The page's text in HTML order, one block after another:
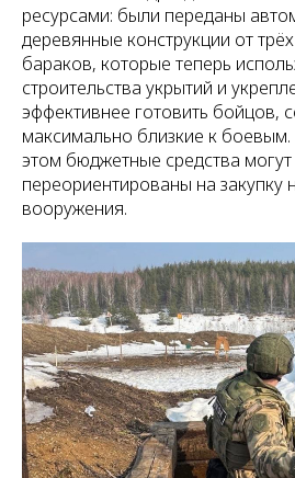
ресурсами: были переданы
деревянные конструкции от
бараков, которые теперь
строительства укрытий и
эффективнее готовить бойцов,
максимально близкие к
этом бюджетные средства
переориентированы на закупку
вооружения.